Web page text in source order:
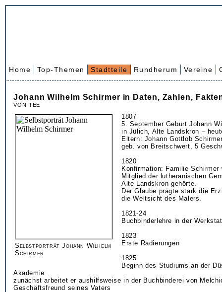
Home Top-Themen Stadtteile Rundherum Vereine
Johann Wilhelm Schirmer in Daten, Zahlen,
VON TEE
Selbstporträt Johann Wilhelm
Schirmer
1807
5. September Geburt Johann
in Jülich, Alte Landskron –
Eltern: Johann Gottlob
geb. von Breitschwert, 5
1820
Konfirmation: Familie
Mitglied der lutheranischen
Alte Landskron gehörte.
Der Glaube prägte stark die
die Weltsicht des Malers.
1821-24
Buchbinderlehre in der
1823
Erste Radierungen
1825
Beginn des Studiums an der
Akademie
zunächst arbeitet er aushilfsweise in der Buchbinderei von
Geschäftsfreund seines Vaters